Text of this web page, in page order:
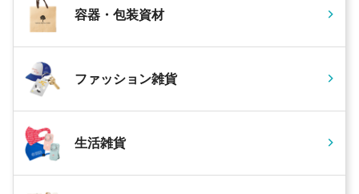
容器・包装資材
ファッション雑貨
生活雑貨